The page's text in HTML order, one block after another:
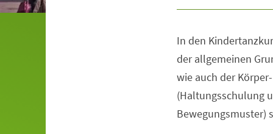
In den
der allgemeinen
wie auch der
(Haltungsschulung
Bewegungsmuster)